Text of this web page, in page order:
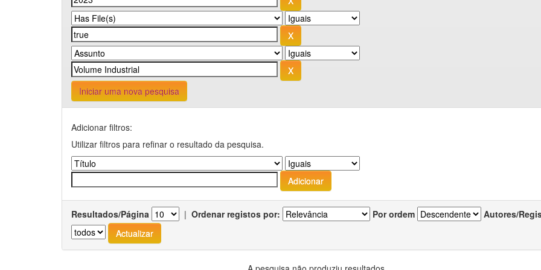
Iniciar uma nova pesquisa
Adicionar filtros:
Utilizar filtros para refinar o resultado da pesquisa.
Resultados/Página | Ordenar registos por: Por ordem Autores/